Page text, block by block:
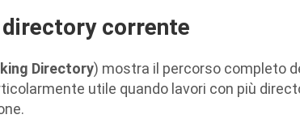
corrente
Directory) mostra il percorso completo
utile quando lavori con più